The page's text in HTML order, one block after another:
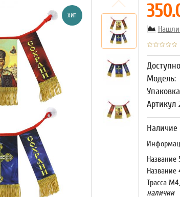
ХИТ
Модель:
Артикул
Наличие
Название
Название
Трасса
наличии